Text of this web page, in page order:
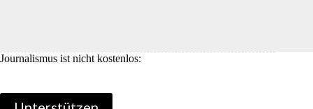
Journalismus ist nicht kostenlos: